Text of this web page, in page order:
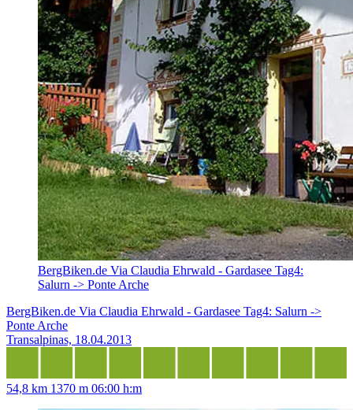
BergBiken.de Via Claudia Ehrwald - Gardasee Tag4:
Salurn -> Ponte Arche
BergBiken.de Via Claudia Ehrwald - Gardasee Tag4: Salurn ->
Ponte Arche
Transalpinas, 18.04.2013
54,8 km 1370 m 06:00 h:m